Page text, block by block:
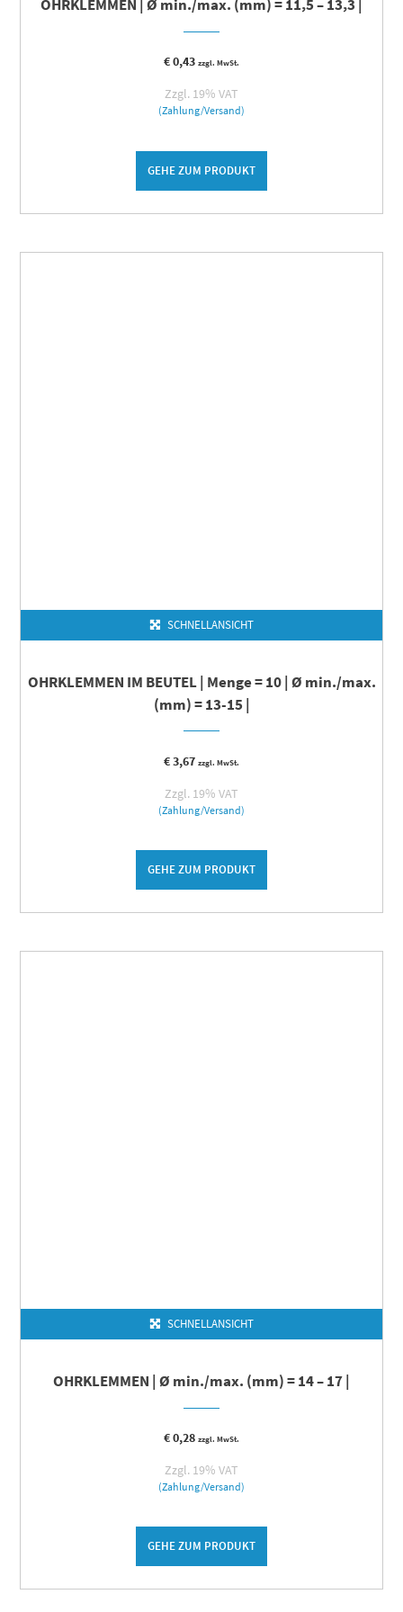
OHRKLEMMEN | Ø min./max. (mm) = 11,5 – 13,3 |
€0,43 zzgl. MwSt.
Zzgl. 19% VAT
(Zahlung/Versand)
GEHE ZUM PRODUKT
SCHNELLANSICHT
OHRKLEMMEN IM BEUTEL | Menge = 10 | Ø min./max.
(mm) = 13-15 |
€3,67 zzgl. MwSt.
Zzgl. 19% VAT
(Zahlung/Versand)
GEHE ZUM PRODUKT
SCHNELLANSICHT
OHRKLEMMEN | Ø min./max. (mm) = 14 – 17 |
€0,28 zzgl. MwSt.
Zzgl. 19% VAT
(Zahlung/Versand)
GEHE ZUM PRODUKT